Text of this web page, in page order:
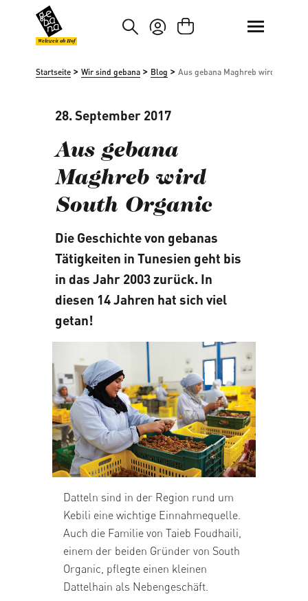
Hauptinhalt springen
Zur Suche springen
Weltweit ab Hof
Startseite > Wir sind gebana > Blog > Aus gebana Maghreb wird South
28. September 2017
Aus gebana
Maghreb wird
South Organic
Die Geschichte von gebanas
Tätigkeiten in Tunesien geht bis
in das Jahr 2003 zurück. In
diesen 14 Jahren hat sich viel
getan!
Datteln sind in der Region rund um
Kebili eine wichtige Einnahmequelle.
Auch die Familie von Taieb Foudhaili,
einem der beiden Gründer von South
Organic, pflegte einen kleinen
Dattelhain als Nebengeschäft.